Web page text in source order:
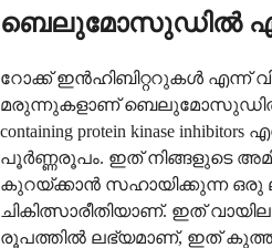
ബെലുമോസുഡിൽ
റോക്ക് ഇൻഹിബിറ്ററുകൾ എന്ന്
മരുന്നുകളാണ് ബെലുമോസുഡിൽ.
containing protein kinase
പൂർണ്ണരൂപം. ഇത് നിങ്ങളുടെ
കുറയ്ക്കാൻ സഹായിക്കുന്ന
ചികിത്സാരീതിയാണ്. ഇത്
രൂപത്തിൽ ലഭ്യമാണ്, ഇത്